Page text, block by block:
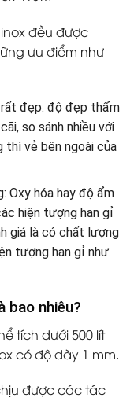
đều được
ưu điểm như
rất đẹp: độ đẹp thẩm
so sánh nhiều với
vẻ bên ngoài của
Oxy hóa hay độ ẩm
hiện tượng han gỉ
giá là có chất lượng
tượng han gỉ như
bao nhiêu?
tích dưới 500 lít
có độ dày 1 mm.
được các tác